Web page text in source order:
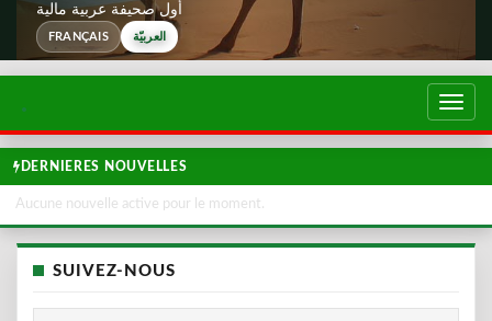
أول صحيفة عربية مالية
FRANÇAIS العربيّة
تبديل
DERNIERES NOUVELLES
Aucune nouvelle active pour le moment.
SUIVEZ-NOUS